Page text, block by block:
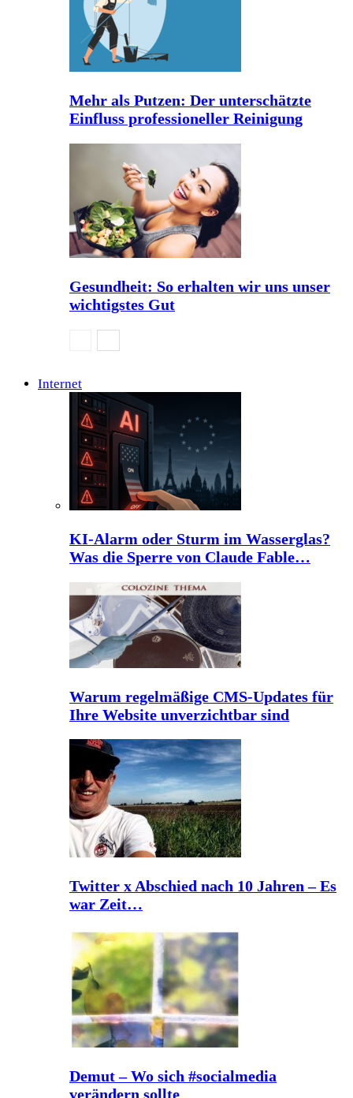
Mehr als Putzen: Der unterschätzte
Einfluss professioneller Reinigung
Gesundheit: So erhalten wir uns unser
wichtigstes Gut
Internet
KI-Alarm oder Sturm im Wasserglas?
Was die Sperre von Claude Fable…
Warum regelmäßige CMS-Updates für
Ihre Website unverzichtbar sind
Twitter x Abschied nach 10 Jahren – Es
war Zeit…
Demut – Wo sich #socialmedia
verändern sollte